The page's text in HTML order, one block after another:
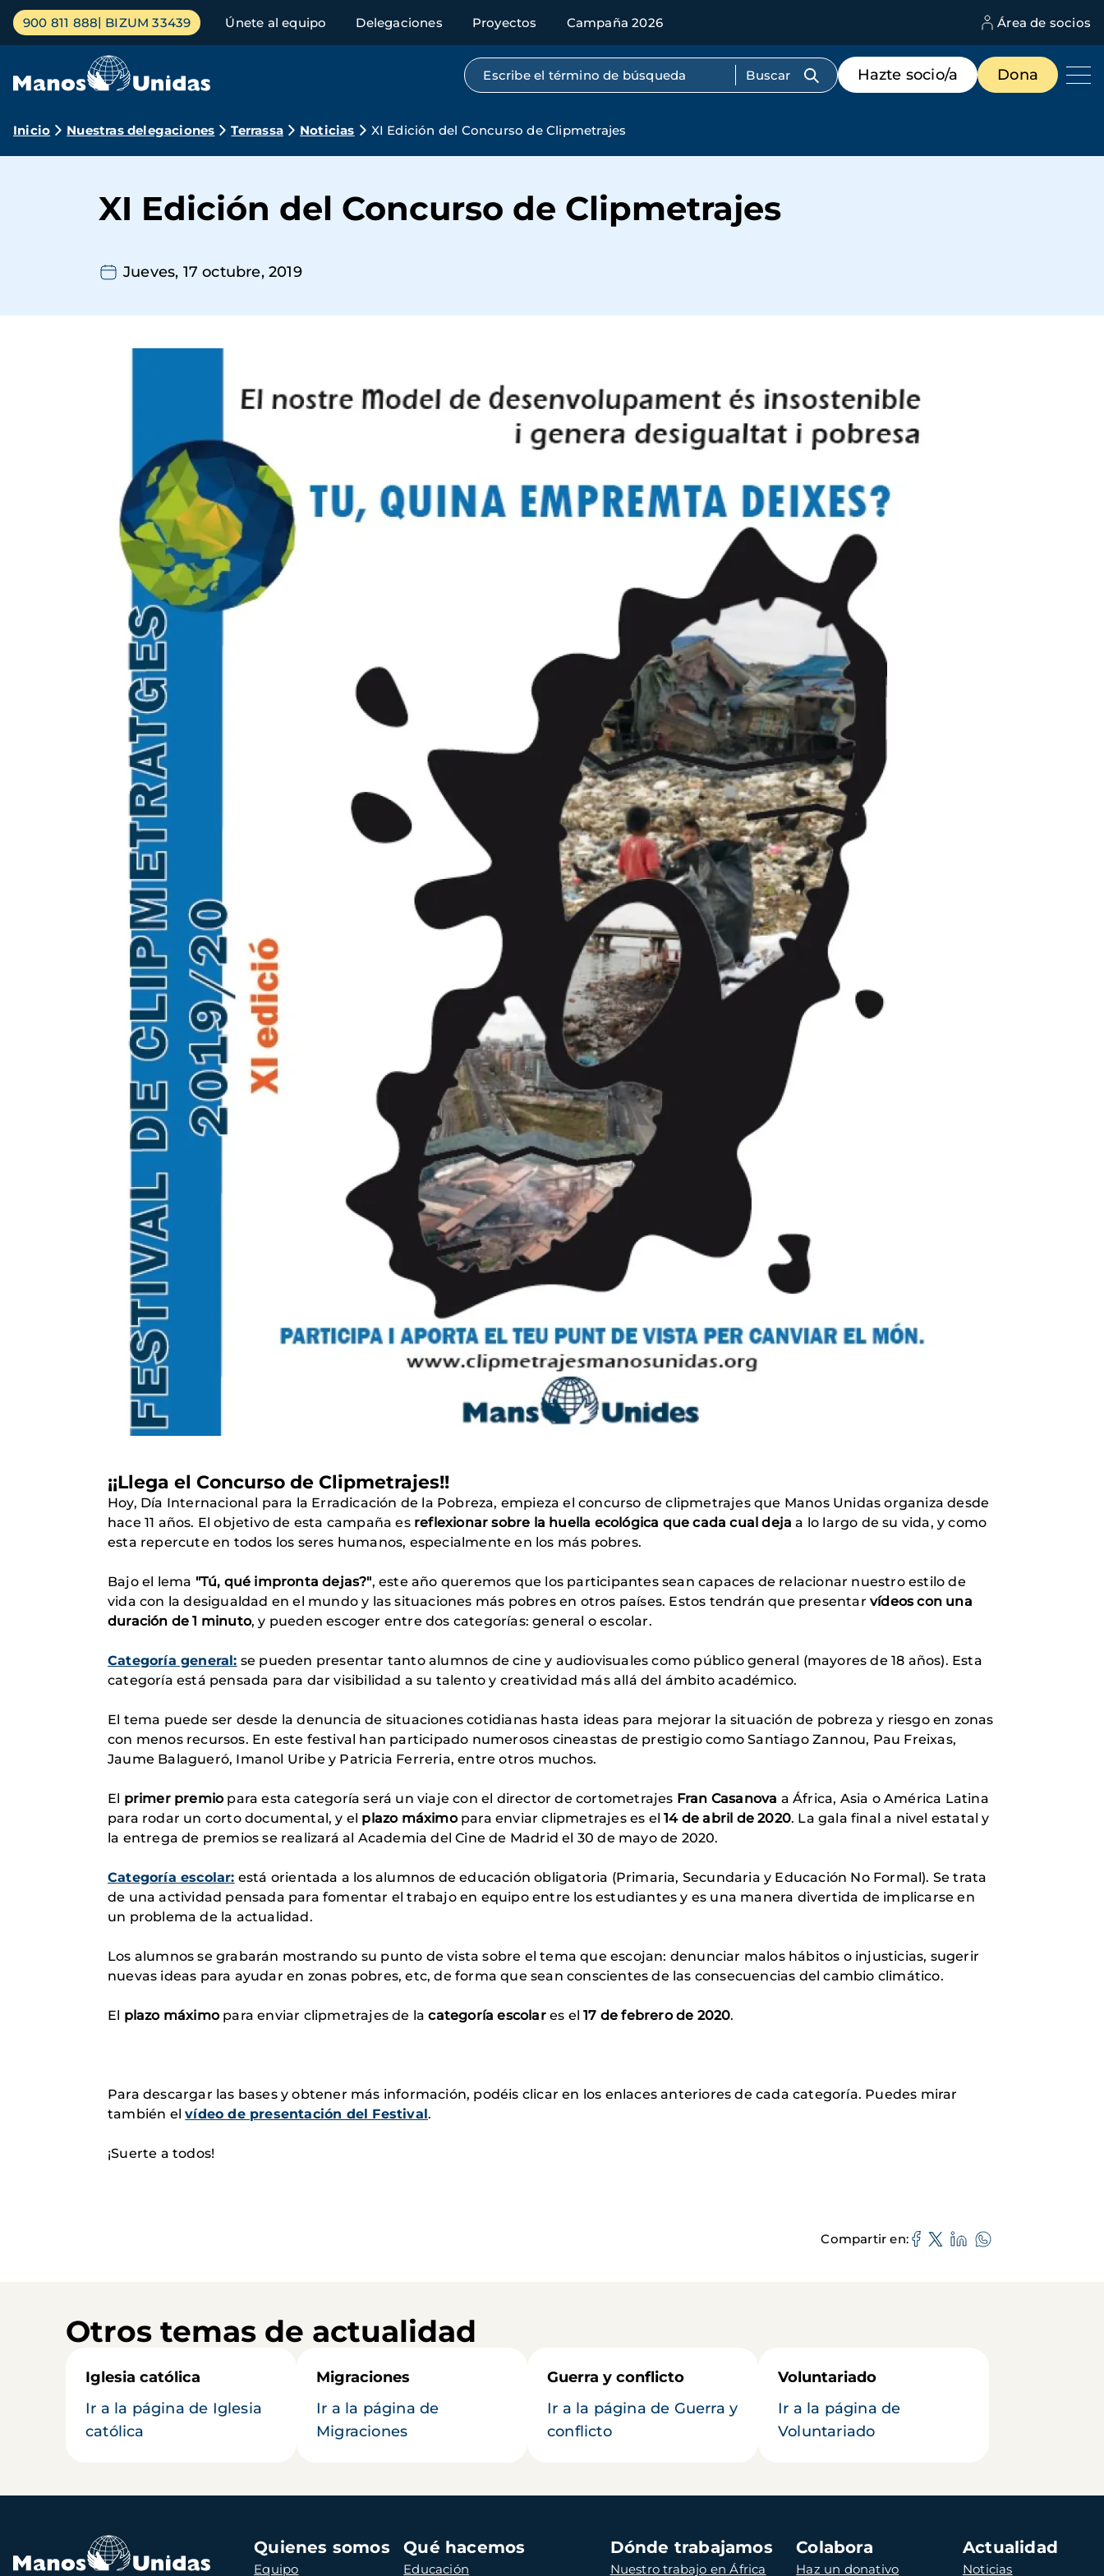
Pasar
contenido
Menú
principal
900 811 888 BIZUM 33439 Únete al equipo Delegaciones Proyectos Campaña 2026 Área de socios
Búsqueda por texto completo
Menú
de
destacados
Hazte socio/a Dona
Ruta
navegación
Inicio Nuestras delegaciones Terrassa Noticias XI Edición del Concurso de Clipmetrajes
XI Edición del Concurso de Clipmetrajes
Jueves, 17 octubre, 2019
¡¡Llega el Concurso de Clipmetrajes!!
Hoy, Día Internacional para la Erradicación de la Pobreza, empieza el concurso de clipmetrajes que Manos Unidas organiza desde
hace 11 años. El objetivo de esta campaña es reflexionar sobre la huella ecológica que cada cual dejaa lo largo de su vida, y como
esta repercute en todos los seres humanos, especialmente en los más pobres.
Bajo el lema "Tú, qué impronta dejas?", este año queremos que los participantes sean capaces de relacionar nuestro estilo de
vida con la desigualdad en el mundo y las situaciones más pobres en otros países. Estos tendrán que presentarvídeos con una
duración de 1 minuto, y pueden escoger entre dos categorías: general o escolar.
Categoría general: se pueden presentar tanto alumnos de cine y audiovisuales como público general (mayores de 18 años). Esta
categoría está pensada para dar visibilidad a su talento y creatividad más allá del ámbito académico.
El tema puede ser desde la denuncia de situaciones cotidianas hasta ideas para mejorar la situación de pobreza y riesgo en zonas
con menos recursos. En este festival han participado numerosos cineastas de prestigio como Santiago Zannou, Pau Freixas,
Jaume Balagueró, Imanol Uribe y Patricia Ferreria, entre otros muchos.
El primer premiopara esta categoría será un viaje con el director de cortometrajes Fran Casanova a África, Asia o América Latina
para rodar un corto documental, y el plazo máximopara enviar clipmetrajes es el14 de abril de 2020. La gala final a nivel estatal y
la entrega de premios se realizará al Academia del Cine de Madrid el 30 de mayo de 2020.
Categoría escolar: está orientada a los alumnos de educación obligatoria (Primaria, Secundaria y Educación No Formal). Se trata
de una actividad pensada para fomentar el trabajo en equipo entre los estudiantes y es una manera divertida de implicarse en
un problema de la actualidad.
Los alumnos se grabarán mostrando su punto de vista sobre el tema que escojan: denunciar malos hábitos o injusticias, sugerir
nuevas ideas para ayudar en zonas pobres, etc, de forma que sean conscientes de las consecuencias del cambio climático.
El plazo máximopara enviar clipmetrajes de lacategoría escolares el17 de febrero de 2020.
Para descargar las bases y obtener más información, podéis clicar en los enlaces anteriores de cada categoría. Puedes mirar
también elvídeo de presentación del Festival.
¡Suerte a todos!
Compartir en
Otros temas de actualidad
Iglesia católica
Ir a la página de Iglesia
católica
Migraciones
Ir a la página de
Migraciones
Guerra y conflicto
Ir a la página de Guerra y
conflicto
Voluntariado
Ir a la página de
Voluntariado
Navegación
principal
Quienes somos
Equipo
Qué hacemos
Educación
Dónde trabajamos
Nuestro trabajo en África
Colabora
Haz un donativo
Actualidad
Noticias